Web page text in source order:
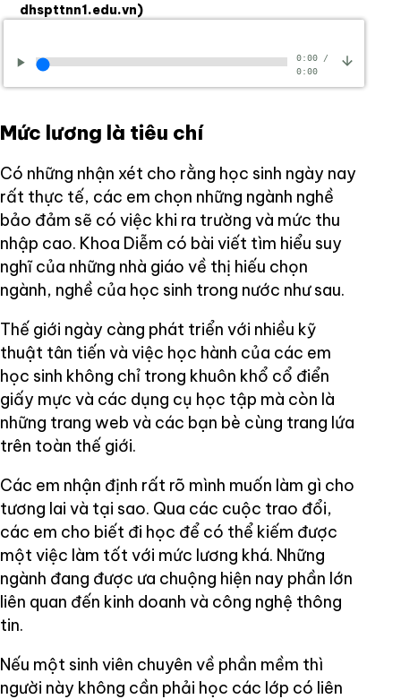
dhspttnn1.edu.vn)
0:00/
0:00
Mức lương là tiêu chí
Có những nhận xét cho rằng học sinh ngày nay
rất thực tế, các em chọn những ngành nghề
bảo đảm sẽ có việc khi ra trường và mức thu
nhập cao. Khoa Diễm có bài viết tìm hiểu suy
nghĩ của những nhà giáo về thị hiếu chọn
ngành, nghề của học sinh trong nước như sau.
Thế giới ngày càng phát triển với nhiều kỹ
thuật tân tiến và việc học hành của các em
học sinh không chỉ trong khuôn khổ cổ điển
giấy mực và các dụng cụ học tập mà còn là
những trang web và các bạn bè cùng trang lứa
trên toàn thế giới.
Các em nhận định rất rõ mình muốn làm gì cho
tương lai và tại sao. Qua các cuộc trao đổi,
các em cho biết đi học để có thể kiếm được
một việc làm tốt với mức lương khá. Những
ngành đang được ưa chuộng hiện nay phần lớn
liên quan đến kinh doanh và công nghệ thông
tin.
Nếu một sinh viên chuyên về phần mềm thì
người này không cần phải học các lớp có liên